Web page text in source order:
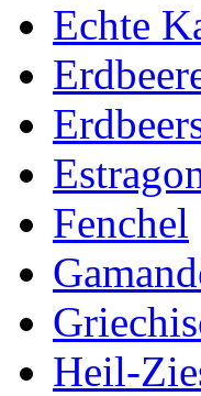
Echte
Fenchel
Heil-